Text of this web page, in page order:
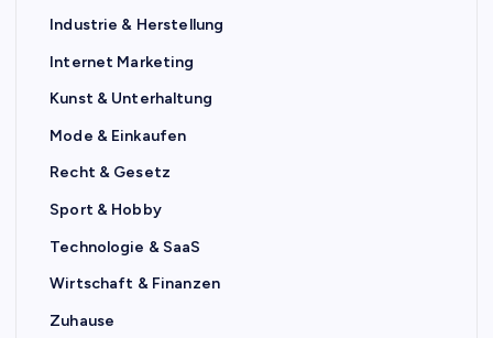
Industrie & Herstellung
Internet Marketing
Kunst & Unterhaltung
Mode & Einkaufen
Recht & Gesetz
Sport & Hobby
Technologie & SaaS
Wirtschaft & Finanzen
Zuhause